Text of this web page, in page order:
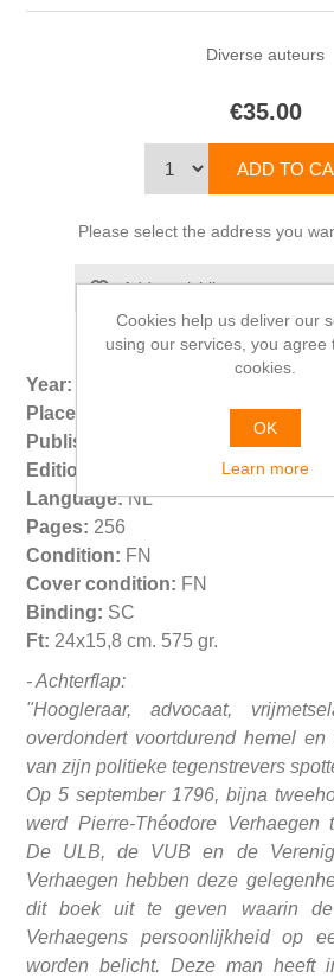
Diverse auteurs
€35.00
Please select the address you
Year:
Place:
Publisher:
Edition:
Language:NL
Pages: 256
Condition: FN
Cover condition: FN
Binding: SC
Ft: 24x15,8 cm. 575 gr.
- Achterflap:
"Hoogleraar, advocaat,
overdondert voortdurend hemel
van zijn politieke tegenstrevers
Op 5 september 1796, bijna
werd Pierre-Théodore Verhaegen
De ULB, de VUB en de
Verhaegen hebben deze
dit boek uit te geven waarin
Verhaegens persoonlijkheid op
worden belicht. Deze man heeft
Cookies help us deliver our
using our services, you agree
cookies.
OK
Learn more